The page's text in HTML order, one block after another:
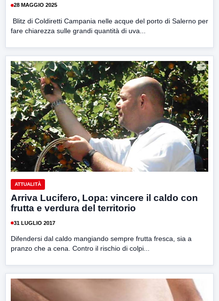
28 MAGGIO 2025
Blitz di Coldiretti Campania nelle acque del porto di Salerno per
fare chiarezza sulle grandi quantità di uva...
ATTUALITÀ
Arriva Lucifero, Lopa: vincere il caldo con
frutta e verdura del territorio
31 LUGLIO 2017
Difendersi dal caldo mangiando sempre frutta fresca, sia a
pranzo che a cena. Contro il rischio di colpi...